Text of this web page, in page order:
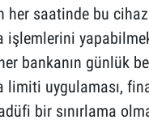
her saatinde bu
işlemlerini
bankanın günlük
limiti uygulaması,
bir sınırlama